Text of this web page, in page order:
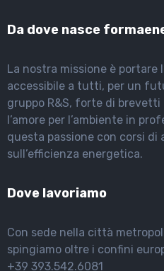
Da dove nasce
La nostra missione è portare
accessibile a tutti, per un
gruppo R&S, forte di
l’amore per l’ambiente in
questa passione con corsi di
sull’efficienza energetica.
Dove lavoriamo
Con sede nella città
spingiamo oltre i confini
+39 393.542.6081